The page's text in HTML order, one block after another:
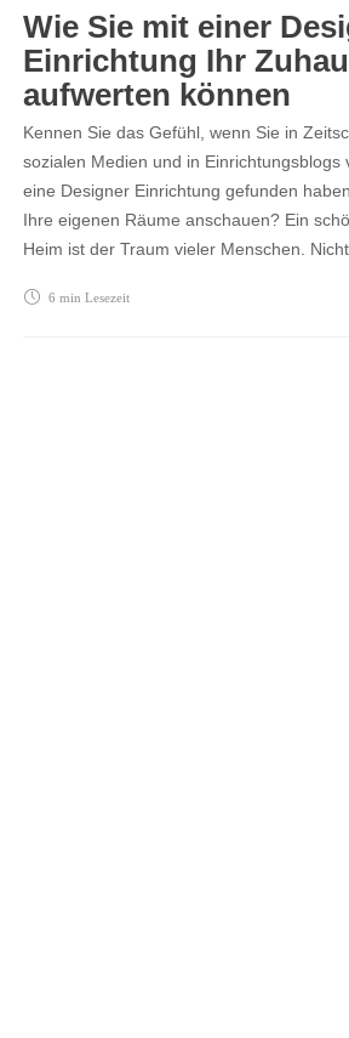
Wie Sie mit einer
Einrichtung Ihr
aufwerten können
Kennen Sie das Gefühl, wenn Sie in
sozialen Medien und in Einrichtungsblogs
eine Designer Einrichtung gefunden
Ihre eigenen Räume anschauen? Ein
Heim ist der Traum vieler Menschen.
6 min Lesezeit